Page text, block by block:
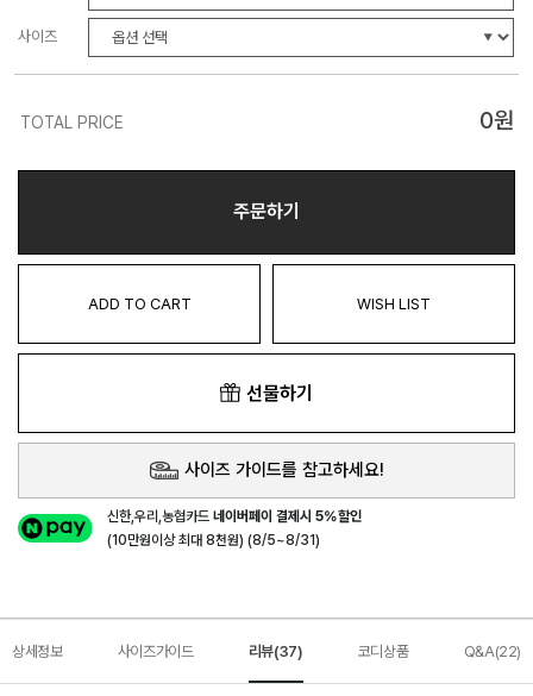
사이즈
TOTAL PRICE 0원
주문하기
ADD TO CART WISH LIST
선물하기
사이즈 가이드를 참고하세요!
신한,우리,농협카드네이버페이 결제시 5%할인
(10만원이상 최대 8천원) (8/5~8/31)
상세정보 사이즈가이드 리뷰(37) 코디상품 Q&A(22)